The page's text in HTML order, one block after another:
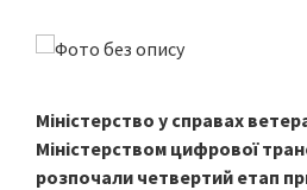
Міністерство у справах
Міністерством цифрової
розпочали четвертий етап